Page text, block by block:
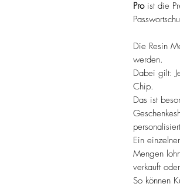
Proist die
Die Resin
werden.
Dabei gilt:
Chip.
Das ist
Ein
Mengen
verkauft
So können